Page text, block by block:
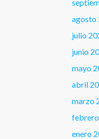
agosto
julio
junio
mayo
abril
marzo
enero